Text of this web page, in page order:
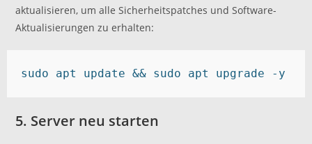
aktualisieren, um alle Sicherheitspatches und Software-
Aktualisierungen zu erhalten:
sudo apt update && sudo apt upgrade -y
5. Server neu starten